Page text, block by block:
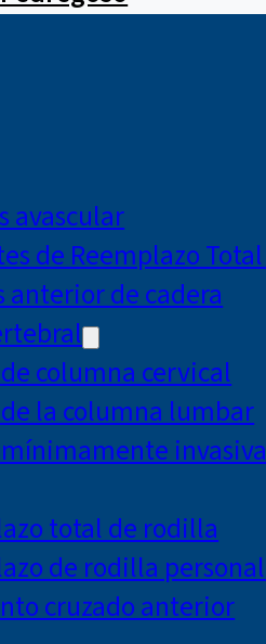
avascular
de Reemplazo
anterior de cadera
columna cervical
la columna lumbar
total de rodilla
de rodilla
cruzado anterior